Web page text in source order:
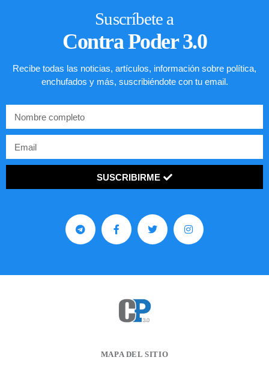
Suscríbete a
Contra Poder 3.0
Recibe todas las noticias, artículos, información sobre política,
enchufados y más, suscribiéndote con tu email.
SUSCRIBIRME
MAPA DEL SITIO